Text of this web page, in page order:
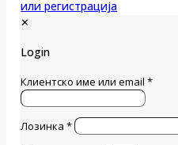
или регистрација
✕
Login
Клиентско име или email*
Лозинка*